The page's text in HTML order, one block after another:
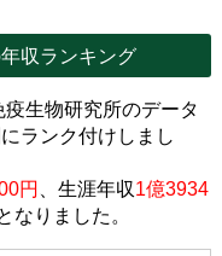
収ランキング
生物研究所のデータ
ランク付けしまし
円 、生涯年収1億3934
なりました。